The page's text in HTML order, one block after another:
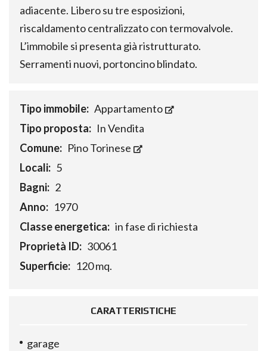
adiacente. Libero su tre esposizioni,
riscaldamento centralizzato con termovalvole.
L’immobile si presenta già ristrutturato.
Serramenti nuovi, portoncino blindato.
Tipo immobile: Appartamento
Tipo proposta: In Vendita
Comune: Pino Torinese
Locali: 5
Bagni: 2
Anno: 1970
Classe energetica: in fase di richiesta
Proprietà ID: 30061
Superficie: 120 mq.
CARATTERISTICHE
garage